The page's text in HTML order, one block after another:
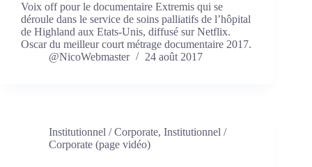
Voix off pour le documentaire Extremis qui se
déroule dans le service de soins palliatifs de l’hôpital
de Highland aux Etats-Unis, diffusé sur Netflix.
Oscar du meilleur court métrage documentaire 2017.
@NicoWebmaster
24 août 2017
Institutionnel / Corporate, Institutionnel /
Corporate (page vidéo)